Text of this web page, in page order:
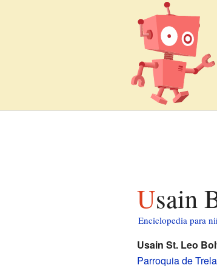
Enciclopedia para
Usain St. Leo
Parroquia de